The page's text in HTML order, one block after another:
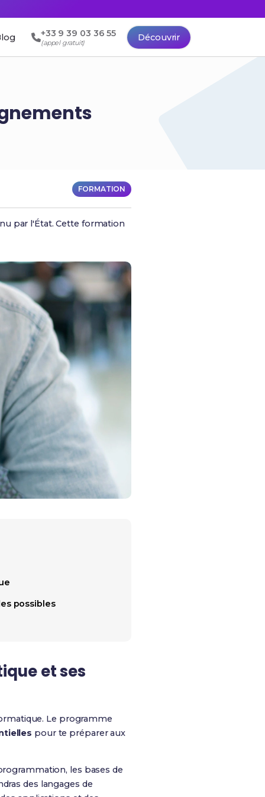
+33 9 39 03 36 55
(appel gratuit)
Découvrir
FORMATION
par l'État. Cette formation
possibles
et ses
Le programme
pour te préparer aux
les bases de
des langages de